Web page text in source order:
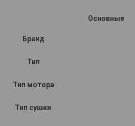
Основные
Бренд
Тип
Тип мотора
Тип сушки